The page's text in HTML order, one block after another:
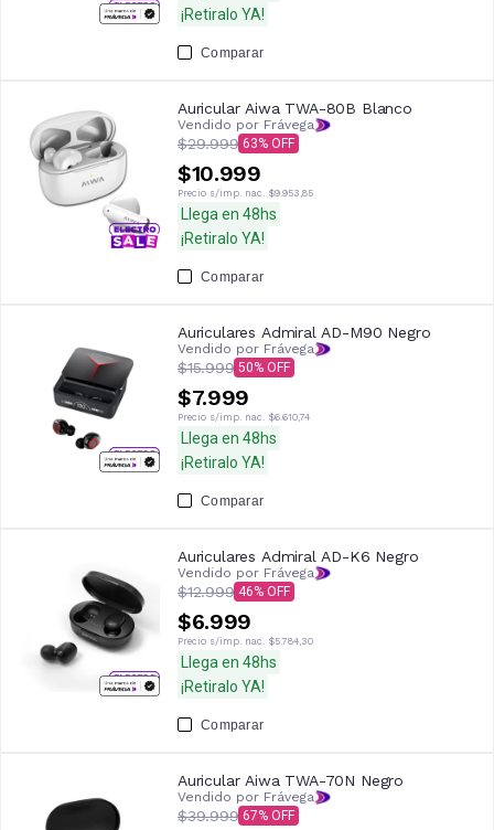
¡Retiralo YA!
Comparar
Auricular Aiwa TWA-80B Blanco
Vendido por Frávega
$29.999 63
$10.999
Precio s/imp. nac. $9.953,85
Llega en 48hs
¡Retiralo YA!
Comparar
Auriculares Admiral AD-M90 Negro
Vendido por Frávega
$15.999 50
$7.999
Precio s/imp. nac. $6.610,74
Llega en 48hs
¡Retiralo YA!
Comparar
Auriculares Admiral AD-K6 Negro
Vendido por Frávega
$12.999 46
$6.999
Precio s/imp. nac. $5.784,30
Llega en 48hs
¡Retiralo YA!
Comparar
Auricular Aiwa TWA-70N Negro
Vendido por Frávega
$39.999 67